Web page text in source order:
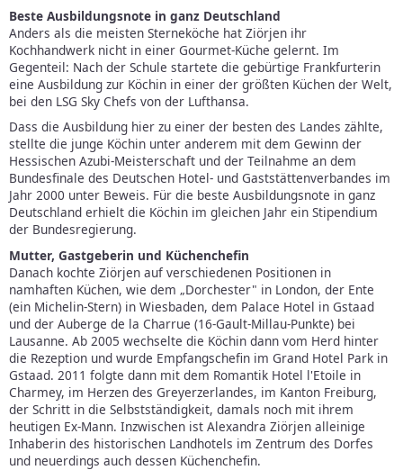
Beste Ausbildungsnote in ganz Deutschland
Anders als die meisten Sterneköche hat Ziörjen ihr
Kochhandwerk nicht in einer Gourmet-Küche gelernt. Im
Gegenteil: Nach der Schule startete die gebürtige Frankfurterin
eine Ausbildung zur Köchin in einer der größten Küchen der Welt,
bei den LSG Sky Chefs von der Lufthansa.
Dass die Ausbildung hier zu einer der besten des Landes zählte,
stellte die junge Köchin unter anderem mit dem Gewinn der
Hessischen Azubi-Meisterschaft und der Teilnahme an dem
Bundesfinale des Deutschen Hotel- und Gaststättenverbandes im
Jahr 2000 unter Beweis. Für die beste Ausbildungsnote in ganz
Deutschland erhielt die Köchin im gleichen Jahr ein Stipendium
der Bundesregierung.
Mutter, Gastgeberin und Küchenchefin
Danach kochte Ziörjen auf verschiedenen Positionen in
namhaften Küchen, wie dem „Dorchester" in London, der Ente
(ein Michelin-Stern) in Wiesbaden, dem Palace Hotel in Gstaad
und der Auberge de la Charrue (16-Gault-Millau-Punkte) bei
Lausanne. Ab 2005 wechselte die Köchin dann vom Herd hinter
die Rezeption und wurde Empfangschefin im Grand Hotel Park in
Gstaad. 2011 folgte dann mit dem Romantik Hotel l'Etoile in
Charmey, im Herzen des Greyerzerlandes, im Kanton Freiburg,
der Schritt in die Selbstständigkeit, damals noch mit ihrem
heutigen Ex-Mann. Inzwischen ist Alexandra Ziörjen alleinige
Inhaberin des historischen Landhotels im Zentrum des Dorfes
und neuerdings auch dessen Küchenchefin.